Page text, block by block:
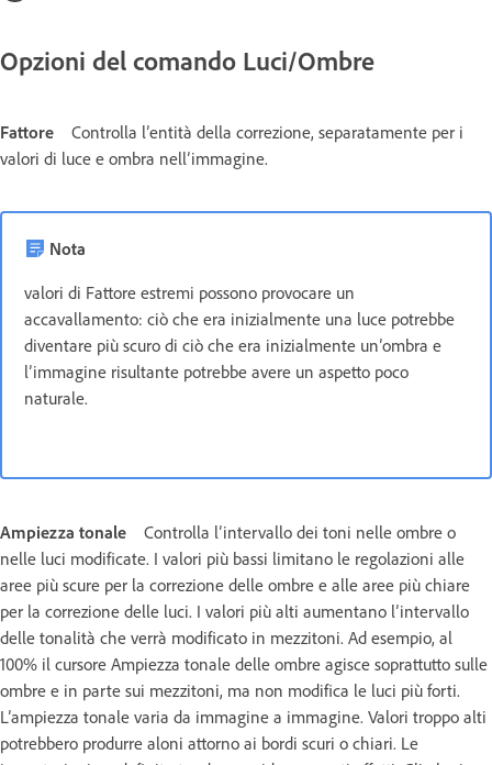
Opzioni del comando Luci/Ombre
Fattore
Controlla l’entità della correzione, separatamente per i
valori di luce e ombra nell’immagine.
Nota
valori di Fattore estremi possono provocare un
accavallamento: ciò che era inizialmente una luce potrebbe
diventare più scuro di ciò che era inizialmente un’ombra e
l’immagine risultante potrebbe avere un aspetto poco
naturale.
Ampiezza tonale
Controlla l’intervallo dei toni nelle ombre o
nelle luci modificate. I valori più bassi limitano le regolazioni alle
aree più scure per la correzione delle ombre e alle aree più chiare
per la correzione delle luci. I valori più alti aumentano l’intervallo
delle tonalità che verrà modificato in mezzitoni. Ad esempio, al
100% il cursore Ampiezza tonale delle ombre agisce soprattutto sulle
ombre e in parte sui mezzitoni, ma non modifica le luci più forti.
L’ampiezza tonale varia da immagine a immagine. Valori troppo alti
potrebbero produrre aloni attorno ai bordi scuri o chiari. Le